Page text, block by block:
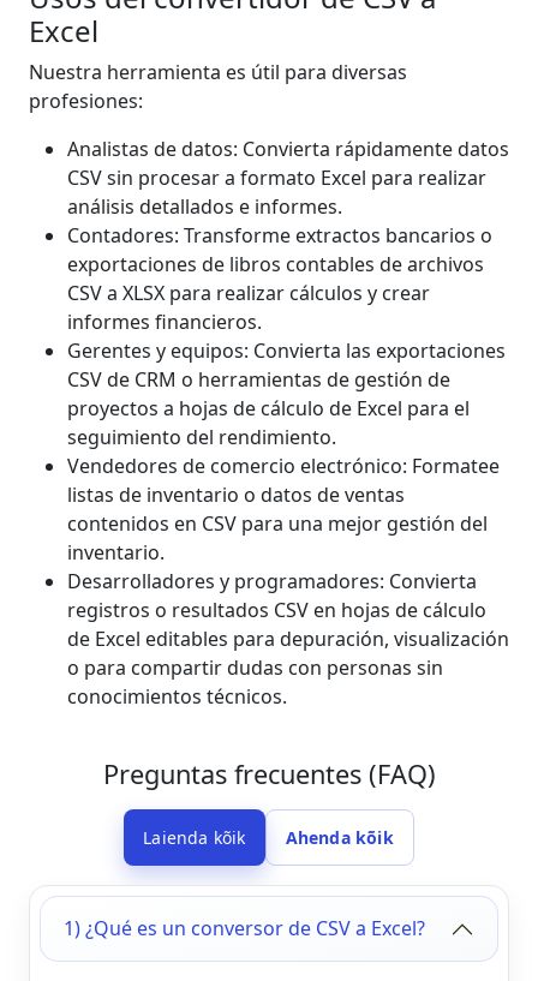
Excel
Nuestra herramienta es útil para diversas
profesiones:
Analistas de datos: Convierta rápidamente datos
CSV sin procesar a formato Excel para realizar
análisis detallados e informes.
Contadores: Transforme extractos bancarios o
exportaciones de libros contables de archivos
CSV a XLSX para realizar cálculos y crear
informes financieros.
Gerentes y equipos: Convierta las exportaciones
CSV de CRM o herramientas de gestión de
proyectos a hojas de cálculo de Excel para el
seguimiento del rendimiento.
Vendedores de comercio electrónico: Formatee
listas de inventario o datos de ventas
contenidos en CSV para una mejor gestión del
inventario.
Desarrolladores y programadores: Convierta
registros o resultados CSV en hojas de cálculo
de Excel editables para depuración, visualización
o para compartir dudas con personas sin
conocimientos técnicos.
Preguntas frecuentes (FAQ)
Laienda kõik Ahenda kõik
1) ¿Qué es un conversor de CSV a Excel?